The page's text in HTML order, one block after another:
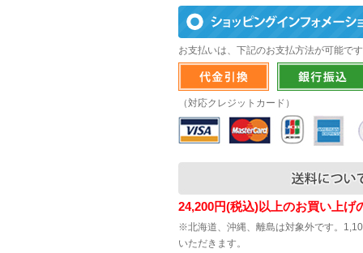
お支払いは、下記のお支払方法が可能で
（対応クレジットカード）
24,200円(税込)以上のお買い上げ
※北海道、沖縄、離島は対象外です。
いただきます。